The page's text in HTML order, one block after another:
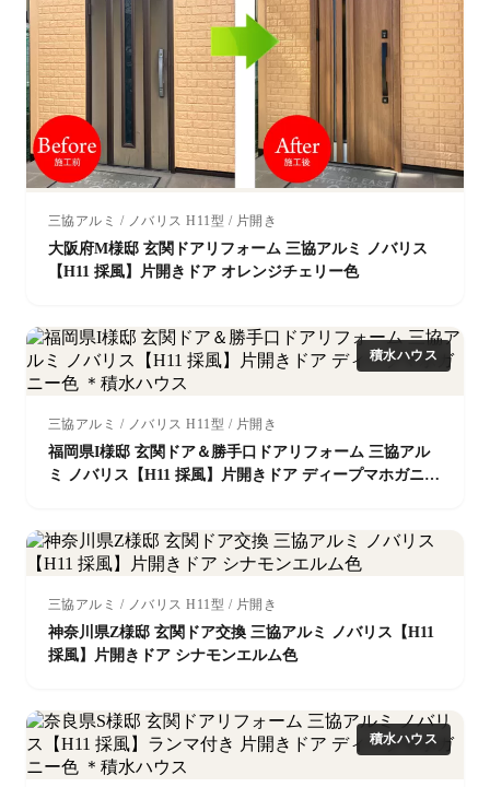
三協アルミ / ノバリス H11型 / 片開き
大阪府M様邸 玄関ドアリフォーム 三協アルミ ノバリス
【H11 採風】片開きドア オレンジチェリー色
積水ハウス
三協アルミ / ノバリス H11型 / 片開き
福岡県I様邸 玄関ドア＆勝手口ドアリフォーム 三協アル
ミ ノバリス【H11 採風】片開きドア ディープマホガニー
三協アルミ / ノバリス H11型 / 片開き
神奈川県Z様邸 玄関ドア交換 三協アルミ ノバリス【H11
採風】片開きドア シナモンエルム色
積水ハウス